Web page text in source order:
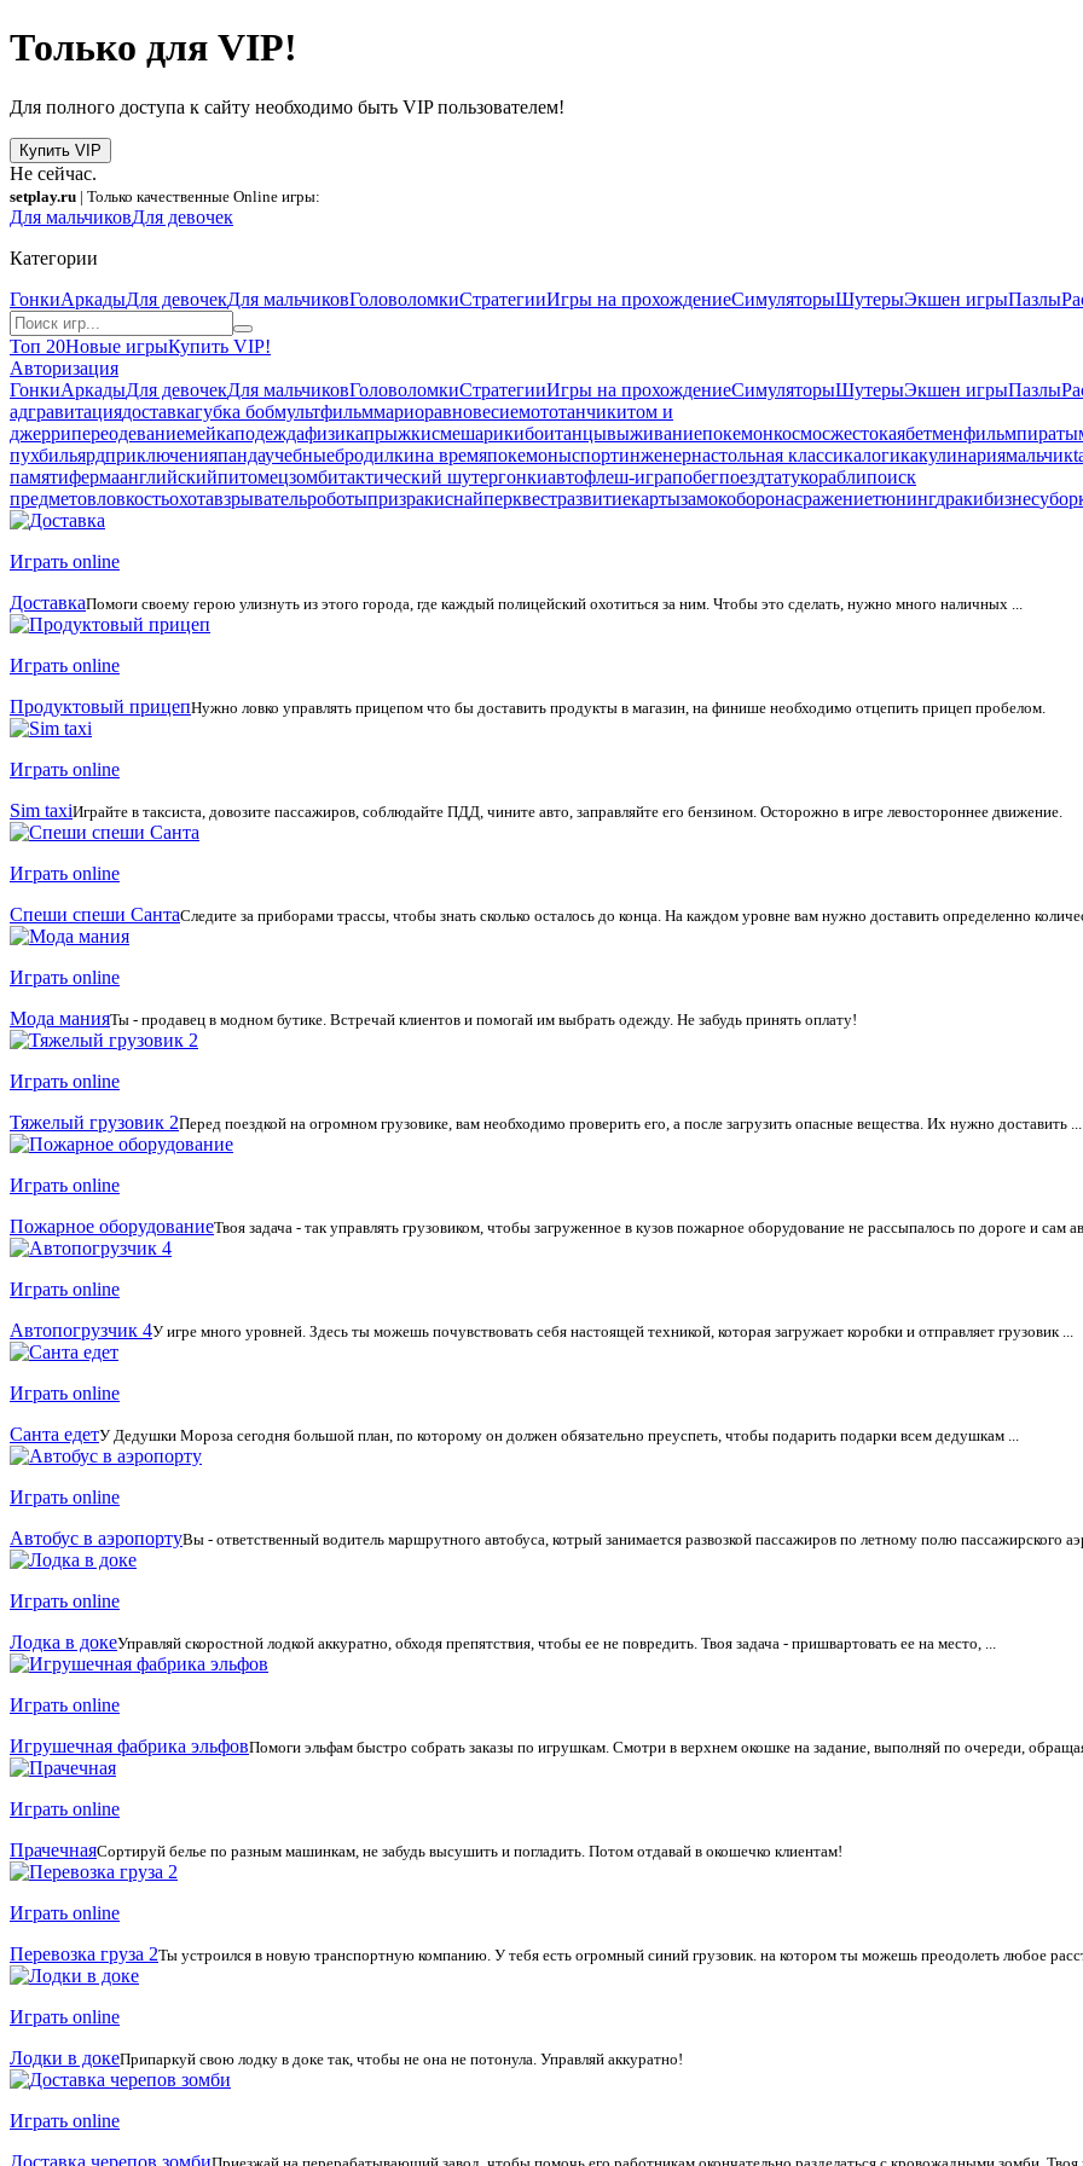
Только для VIP!
Для полного доступа к сайту необходимо быть VIP пользователем!
Купить VIP
Не сейчас.
setplay.ru | Только качественные Online игры:
Для мальчиковДля девочек
Категории
ГонкиАркадыДля девочекДля мальчиковГоловоломкиСтратегииИгры на прохождениеСимуляторыШутерыЭкшен игрыПазлы
Топ 20Новые игрыКупить VIP!
Авторизация
ГонкиАркадыДля девочекДля мальчиковГоловоломкиСтратегииИгры на прохождениеСимуляторыШутерыЭкшен игрыПазлы
адгравитациядоставкагубка бобмультфильммариоравновесиемототанчикитом и
джеррипереодеваниемейкаподеждафизикапрыжкисмешарикибоитанцывыживаниепокемонкосмосжестокаябетменфильмпираты
пухбильярдприключенияпандаучебныебродилкина времяпокемоныспортинженернастольная классикалогикакулинариямальчик
памятифермаанглийскийпитомецзомбитактический шутергонкиавтофлеш-играпобегпоездтатукораблипоиск
предметовловкостьохотавзрывательроботыпризракиснайперквестразвитиекартызамокоборонасражениетюнингдракибизнес
Играть online
ДоставкаПомоги своему герою улизнуть из этого города, где каждый полицейский охотиться за ним. Чтобы это сделать, нужно много наличных ...
Играть online
Продуктовый прицепНужно ловко управлять прицепом что бы доставить продукты в магазин, на финише необходимо отцепить прицеп пробелом.
Играть online
Sim taxiИграйте в таксиста, довозите пассажиров, соблюдайте ПДД, чините авто, заправляйте его бензином. Осторожно в игре левостороннее движение.
Играть online
Спеши спеши СантаСледите за приборами трассы, чтобы знать сколько осталось до конца. На каждом уровне вам нужно доставить определенно
Играть online
Мода манияТы - продавец в модном бутике. Встречай клиентов и помогай им выбрать одежду. Не забудь принять оплату!
Играть online
Тяжелый грузовик 2Перед поездкой на огромном грузовике, вам необходимо проверить его, а после загрузить опасные вещества. Их нужно доставить ...
Играть online
Пожарное оборудованиеТвоя задача - так управлять грузовиком, чтобы загруженное в кузов пожарное оборудование не рассыпалось по дороге и сам
Играть online
Автопогрузчик 4У игре много уровней. Здесь ты можешь почувствовать себя настоящей техникой, которая загружает коробки и отправляет грузовик ...
Играть online
Санта едетУ Дедушки Мороза сегодня большой план, по которому он должен обязательно преуспеть, чтобы подарить подарки всем дедушкам ...
Играть online
Автобус в аэропортуВы - ответственный водитель маршрутного автобуса, котрый занимается развозкой пассажиров по летному полю пассажирского
Играть online
Лодка в докеУправляй скоростной лодкой аккуратно, обходя препятствия, чтобы ее не повредить. Твоя задача - пришвартовать ее на место, ...
Играть online
Игрушечная фабрика эльфовПомоги эльфам быстро собрать заказы по игрушкам. Смотри в верхнем окошке на задание, выполняй по очереди, обращая
Играть online
ПрачечнаяСортируй белье по разным машинкам, не забудь высушить и погладить. Потом отдавай в окошечко клиентам!
Играть online
Перевозка груза 2Ты устроился в новую транспортную компанию. У тебя есть огромный синий грузовик. на котором ты можешь преодолеть любое
Играть online
Лодки в докеПрипаркуй свою лодку в доке так, чтобы не она не потонула. Управляй аккуратно!
Играть online
Доставка черепов зомби